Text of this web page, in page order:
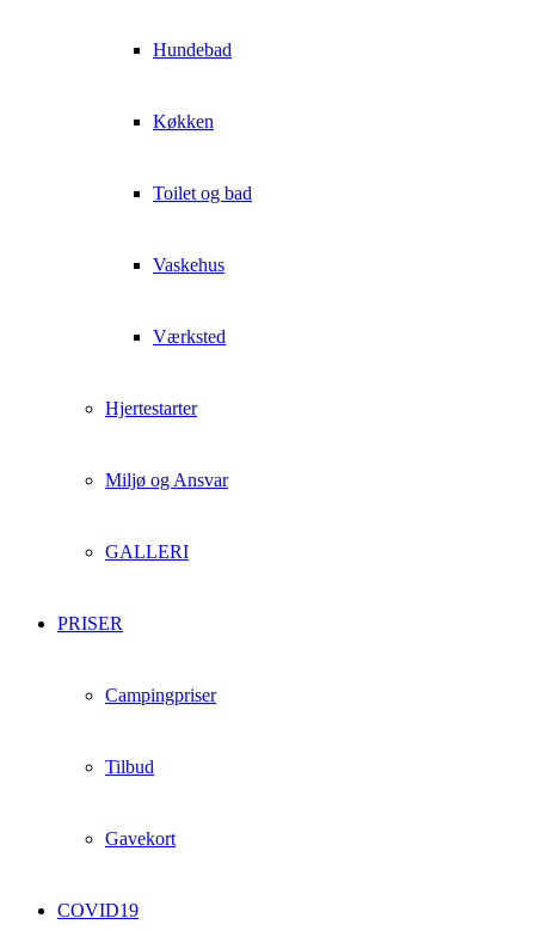
Hundebad
Køkken
Toilet og bad
Vaskehus
Værksted
Hjertestarter
Miljø og Ansvar
GALLERI
PRISER
Campingpriser
Tilbud
Gavekort
COVID19